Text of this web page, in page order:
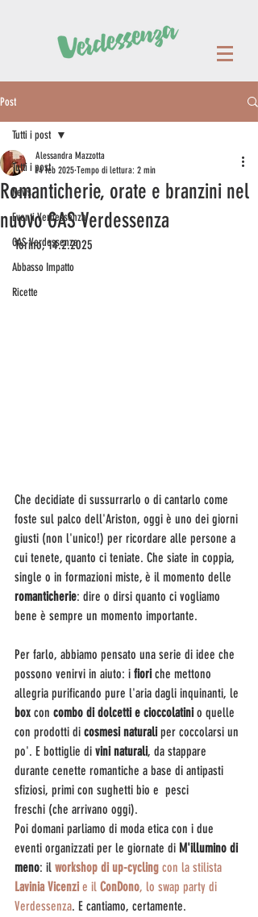
Post
Tutti i post
News
Eventi Verdessenza
GAS Verdessenza
Abbasso Impatto
Ricette
Tutti i post
Romanticherie, orate e branzini nel
nuovo GAS Verdessenza
Alessandra Mazzotta
14 feb 2025 Tempo di lettura: 2 min
Torino, 14.2.2025
Che decidiate di sussurrarlo o di cantarlo come
foste sul palco dell'Ariston, oggi è uno dei giorni
giusti (non l'unico!) per ricordare alle persone a
cui tenete, quanto ci teniate. Che siate in coppia,
single o in formazioni miste, è il momento delle
romanticherie: dire o dirsi quanto ci vogliamo
bene è sempre un momento importante.
Per farlo, abbiamo pensato una serie di idee che
possono venirvi in aiuto: i fiori che mettono
allegria purificando pure l'aria dagli inquinanti, le
box con combo di dolcetti e cioccolatini o quelle
con prodotti di cosmesi naturali per coccolarsi un
po'. E bottiglie di vini naturali, da stappare
durante cenette romantiche a base di antipasti
sfiziosi, primi con sughetti bio e  pesci
freschi (che arrivano oggi).
Poi domani parliamo di moda etica con i due
eventi organizzati per le giornate di M'illumino di
meno: il workshop di up-cycling con la stilista
Lavinia Vicenzi e il ConDono, lo swap party di
Verdessenza. E cantiamo, certamente.